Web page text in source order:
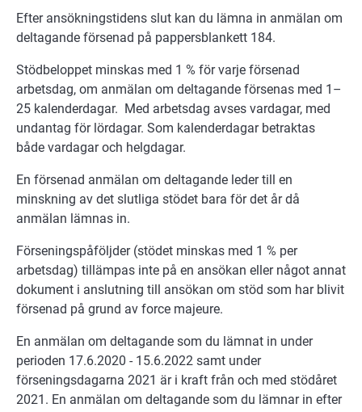
Efter ansökningstidens slut kan du lämna in anmälan om
deltagande försenad på pappersblankett 184.
Stödbeloppet minskas med 1 % för varje försenad
arbetsdag, om anmälan om deltagande försenas med 1–
25 kalenderdagar. Med arbetsdag avses vardagar, med
undantag för lördagar. Som kalenderdagar betraktas
både vardagar och helgdagar.
En försenad anmälan om deltagande leder till en
minskning av det slutliga stödet bara för det år då
anmälan lämnas in.
Förseningspåföljder (stödet minskas med 1 % per
arbetsdag) tillämpas inte på en ansökan eller något annat
dokument i anslutning till ansökan om stöd som har blivit
försenad på grund av force majeure.
En anmälan om deltagande som du lämnat in under
perioden 17.6.2020 - 15.6.2022 samt under
förseningsdagarna 2021 är i kraft från och med stödåret
2021. En anmälan om deltagande som du lämnar in efter